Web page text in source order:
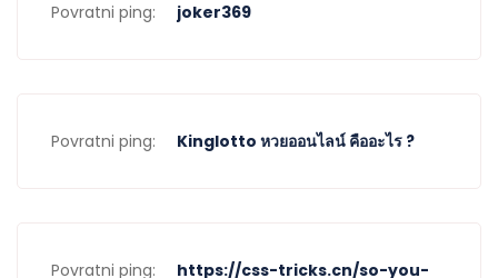
Povratni ping: joker369
Povratni ping: Kinglotto หวยออนไลน์ คืออะไร ?
Povratni ping:
https://css-tricks.cn/so-you-